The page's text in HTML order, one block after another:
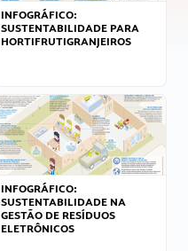
INFOGRÁFICO:
SUSTENTABILIDADE PARA
HORTIFRUTIGRANJEIROS
INFOGRÁFICO:
SUSTENTABILIDADE NA
GESTÃO DE RESÍDUOS
ELETRÔNICOS